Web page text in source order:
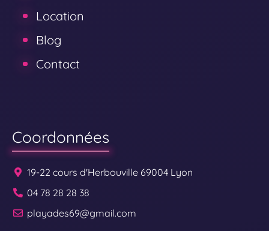
Location
Blog
Contact
Coordonnées
19-22 cours d'Herbouville 69004 Lyon
04 78 28 28 38
playades69@gmail.com